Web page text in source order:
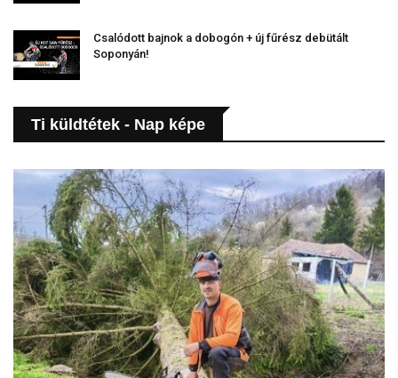
Csalódott bajnok a dobogón + új fűrész debütált
Soponyán!
Ti küldtétek - Nap képe